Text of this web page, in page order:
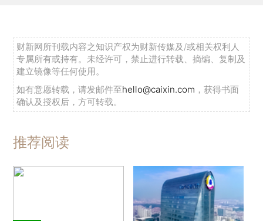
财新网所刊载内容之知识产权为财新传媒及/或相关权利人
专属所有或持有。未经许可，禁止进行转载、摘编、复制及
建立镜像等任何使用。
如有意愿转载，请发邮件至hello@caixin.com ，获得书面
确认及授权后，方可转载。
推荐阅读